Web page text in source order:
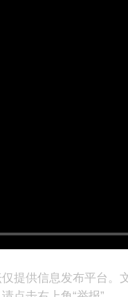
提供信息发布平台。